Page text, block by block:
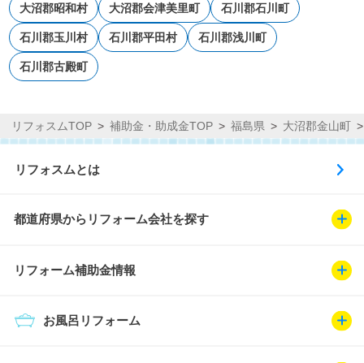
大沼郡昭和村 大沼郡会津美里町 石川郡石川町
石川郡玉川村 石川郡平田村 石川郡浅川町
石川郡古殿町
リフォスムTOP 補助金・助成金TOP 福島県 大沼郡金山町
リフォスムとは
都道府県からリフォーム会社を探す
リフォーム補助金情報
お風呂リフォーム